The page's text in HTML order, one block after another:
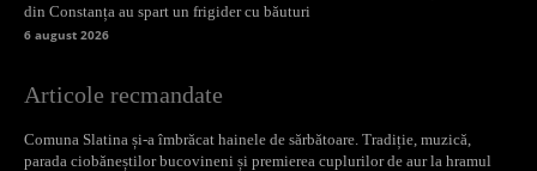
din Constanța au spart un frigider cu băuturi
6 august 2026
Articole recmandate
Comuna Slatina și-a îmbrăcat hainele de sărbătoare. Tradiție, muzică,
parada ciobăneștilor bucovineni și premierea cuplurilor de aur la hramul